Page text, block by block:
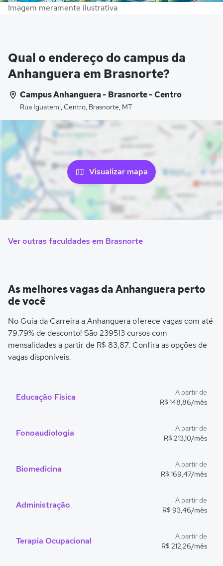
Imagem meramente ilustrativa
Qual o endereço do campus da
Anhanguera em Brasnorte?
Campus Anhanguera - Brasnorte - Centro
Rua Iguatemi, Centro, Brasnorte, MT
Visualizar mapa
Ver outras faculdades em Brasnorte
As melhores vagas da Anhanguera perto
de você
No Guia da Carreira a Anhanguera oferece vagas com até
79.79% de desconto! São 239513 cursos com
mensalidades a partir de R$ 83,87. Confira as opções de
vagas disponíveis.
Educação Física
A partir de
R$ 148,86/mês
Fonoaudiologia
A partir de
R$ 213,10/mês
Biomedicina
A partir de
R$ 169,47/mês
Administração
A partir de
R$ 93,46/mês
Terapia Ocupacional
A partir de
R$ 212,26/mês